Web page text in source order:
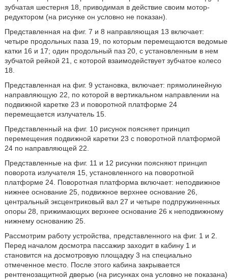
зубчатая шестерня 18, приводимая в действие своим мотор-
редуктором (на рисунке он условно не показан).
Представленная на фиг. 7 и 8 направляющая 13 включает:
четыре продольных паза 19, по которым перемещаются ведомые
катки 16 и 17; один продольный паз 20, с установленным в нем
зубчатой рейкой 21, с которой взаимодействует зубчатое колесо
18.
Представленная на фиг. 9 установка, включает: прямолинейную
направляющую 22, по которой в вертикальном направлении на
подвижной каретке 23 и поворотной платформе 24
перемещается излучатель 15.
Представленный на фиг. 10 рисунок поясняет принцип
перемещения подвижной каретки 23 с поворотной платформой
24 по направляющей 22.
Представленные на фиг. 11 и 12 рисунки поясняют принцип
поворота излучателя 15, установленного на поворотной
платформе 24. Поворотная платформа включает: неподвижное
нижнее основание 25, подвижное верхнее основание 26,
центральный эксцентриковый вал 27 и четыре подпружиненных
опоры 28, прижимающих верхнее основание 26 к неподвижному
нижнему основанию 25.
Рассмотрим работу устройства, представленного на фиг. 1 и 2.
Перед началом досмотра пассажир заходит в кабину 1 и
становится на досмотровую площадку 3 на специально
отмеченное место. После этого кабина закрывается
рентгенозащитной дверью (на рисунках она условно не показана)